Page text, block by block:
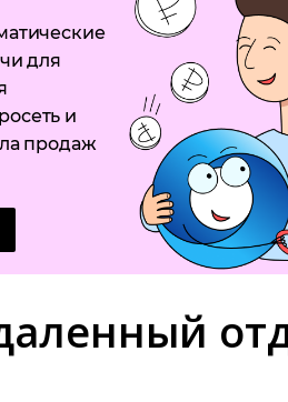
для
и
продаж